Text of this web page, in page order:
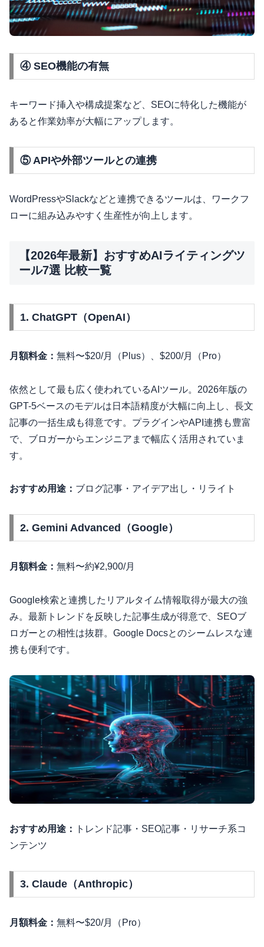
④ SEO機能の有無
キーワード挿入や構成提案など、SEOに特化した機能が
あると作業効率が大幅にアップします。
⑤ APIや外部ツールとの連携
WordPressやSlackなどと連携できるツールは、ワークフ
ローに組み込みやすく生産性が向上します。
【2026年最新】おすすめAIライティングツ
ール7選 比較一覧
1. ChatGPT（OpenAI）
月額料金： 無料〜$20/月（Plus）、$200/月（Pro）
依然として最も広く使われているAIツール。2026年版の
GPT-5ベースのモデルは日本語精度が大幅に向上し、長文
記事の一括生成も得意です。プラグインやAPI連携も豊富
で、ブロガーからエンジニアまで幅広く活用されていま
す。
おすすめ用途： ブログ記事・アイデア出し・リライト
2. Gemini Advanced（Google）
月額料金： 無料〜約¥2,900/月
Google検索と連携したリアルタイム情報取得が最大の強
み。最新トレンドを反映した記事生成が得意で、SEOブ
ロガーとの相性は抜群。Google Docsとのシームレスな連
携も便利です。
おすすめ用途：
トレンド記事・SEO記事・リサーチ系コ
ンテンツ
3. Claude（Anthropic）
月額料金： 無料〜$20/月（Pro）